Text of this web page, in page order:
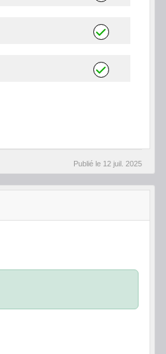
Publié le 12 juil. 2025